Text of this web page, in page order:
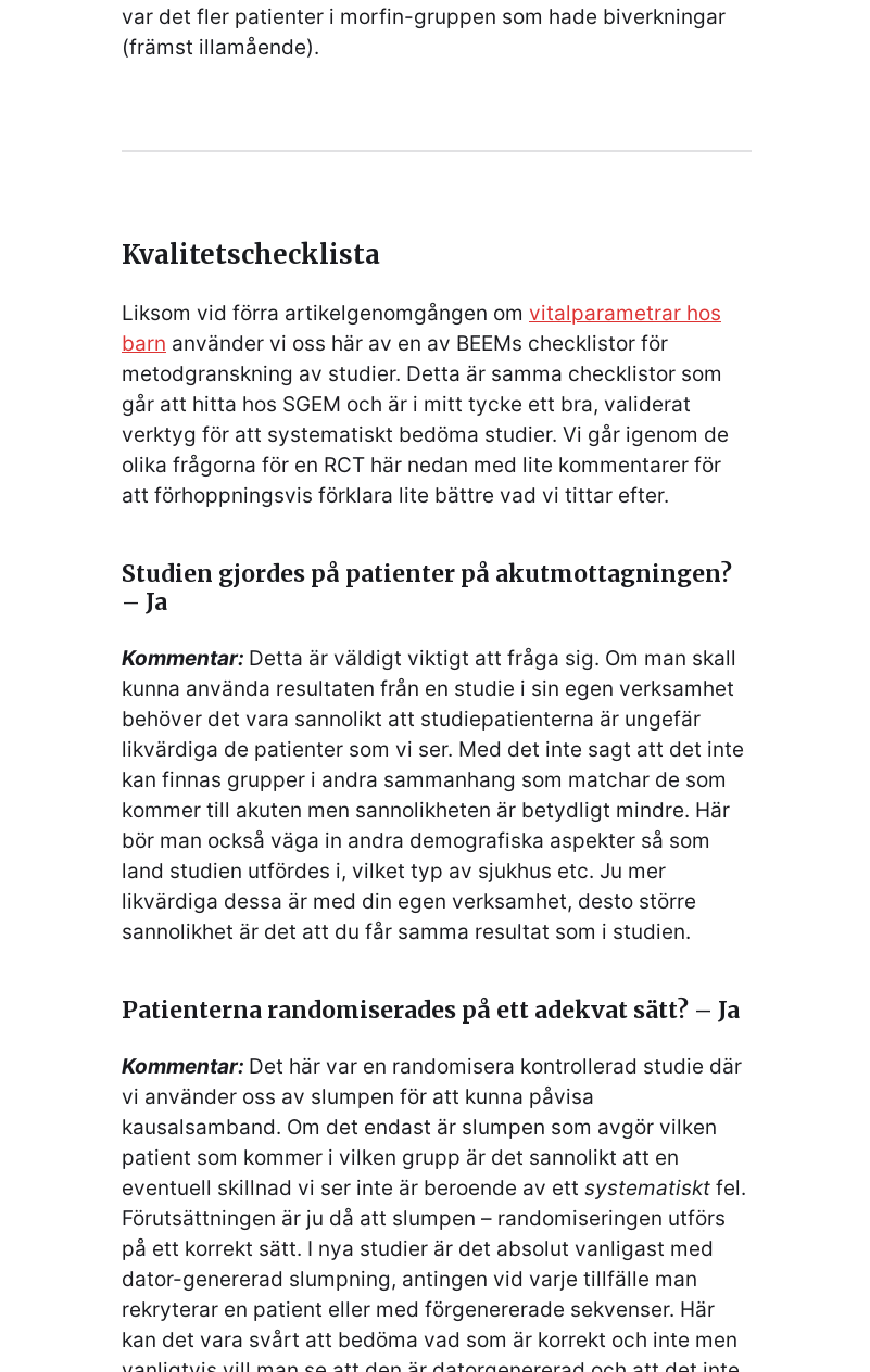
var det fler patienter i morfin-gruppen som hade biverkningar
(främst illamående).
Kvalitetschecklista
Liksom vid förra artikelgenomgången om vitalparametrar hos
barn använder vi oss här av en av BEEMs checklistor för
metodgranskning av studier. Detta är samma checklistor som
går att hitta hos SGEM och är i mitt tycke ett bra, validerat
verktyg för att systematiskt bedöma studier. Vi går igenom de
olika frågorna för en RCT här nedan med lite kommentarer för
att förhoppningsvis förklara lite bättre vad vi tittar efter.
Studien gjordes på patienter på akutmottagningen?
– Ja
Kommentar: Detta är väldigt viktigt att fråga sig. Om man skall
kunna använda resultaten från en studie i sin egen verksamhet
behöver det vara sannolikt att studiepatienterna är ungefär
likvärdiga de patienter som vi ser. Med det inte sagt att det inte
kan finnas grupper i andra sammanhang som matchar de som
kommer till akuten men sannolikheten är betydligt mindre. Här
bör man också väga in andra demografiska aspekter så som
land studien utfördes i, vilket typ av sjukhus etc. Ju mer
likvärdiga dessa är med din egen verksamhet, desto större
sannolikhet är det att du får samma resultat som i studien.
Patienterna randomiserades på ett adekvat sätt? – Ja
Kommentar: Det här var en randomisera kontrollerad studie där
vi använder oss av slumpen för att kunna påvisa
kausalsamband. Om det endast är slumpen som avgör vilken
patient som kommer i vilken grupp är det sannolikt att en
eventuell skillnad vi ser inte är beroende av ett systematiskt fel.
Förutsättningen är ju då att slumpen – randomiseringen utförs
på ett korrekt sätt. I nya studier är det absolut vanligast med
dator-genererad slumpning, antingen vid varje tillfälle man
rekryterar en patient eller med förgenererade sekvenser. Här
kan det vara svårt att bedöma vad som är korrekt och inte men